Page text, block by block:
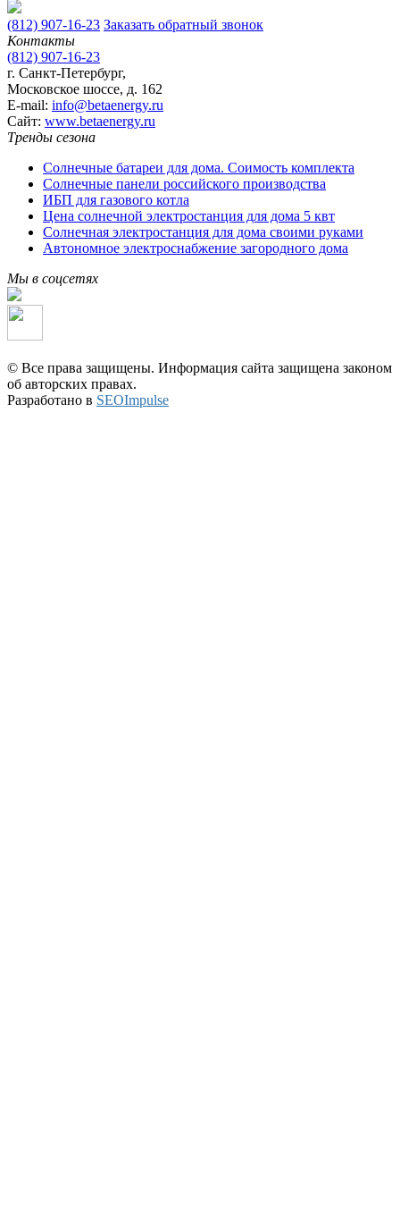
(812) 907-16-23 Заказать обратный звонок
Контакты
(812) 907-16-23
г. Санкт-Петербург,
Московское шоссе, д. 162
E-mail: info@betaenergy.ru
Cайт: www.betaenergy.ru
Тренды сезона
Солнечные батареи для дома. Соимость комплекта
Солнечные панели российского производства
ИБП для газового котла
Цена солнечной электростанция для дома 5 квт
Солнечная электростанция для дома своими руками
Автономное электроснабжение загородного дома
Мы в соцсетях
© Все права защищены. Информация сайта защищена законом
об авторских правах.
Разработано в SEOImpulse